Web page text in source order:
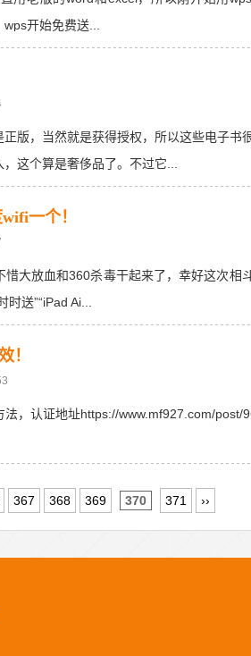
开始免费送...
版，当然就是获得授权，所以这些电子书
这个算是奢侈品了。不过它...
一个！
大放血和360杀毒干起来了，幸好这次相
送”“iPad Ai...
！
，认证地址https://www.mf927.com/post/
367 368 369 370 371 ››